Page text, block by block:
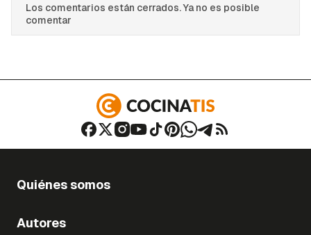
Los comentarios están cerrados. Ya no es posible
comentar
Quiénes somos
Autores